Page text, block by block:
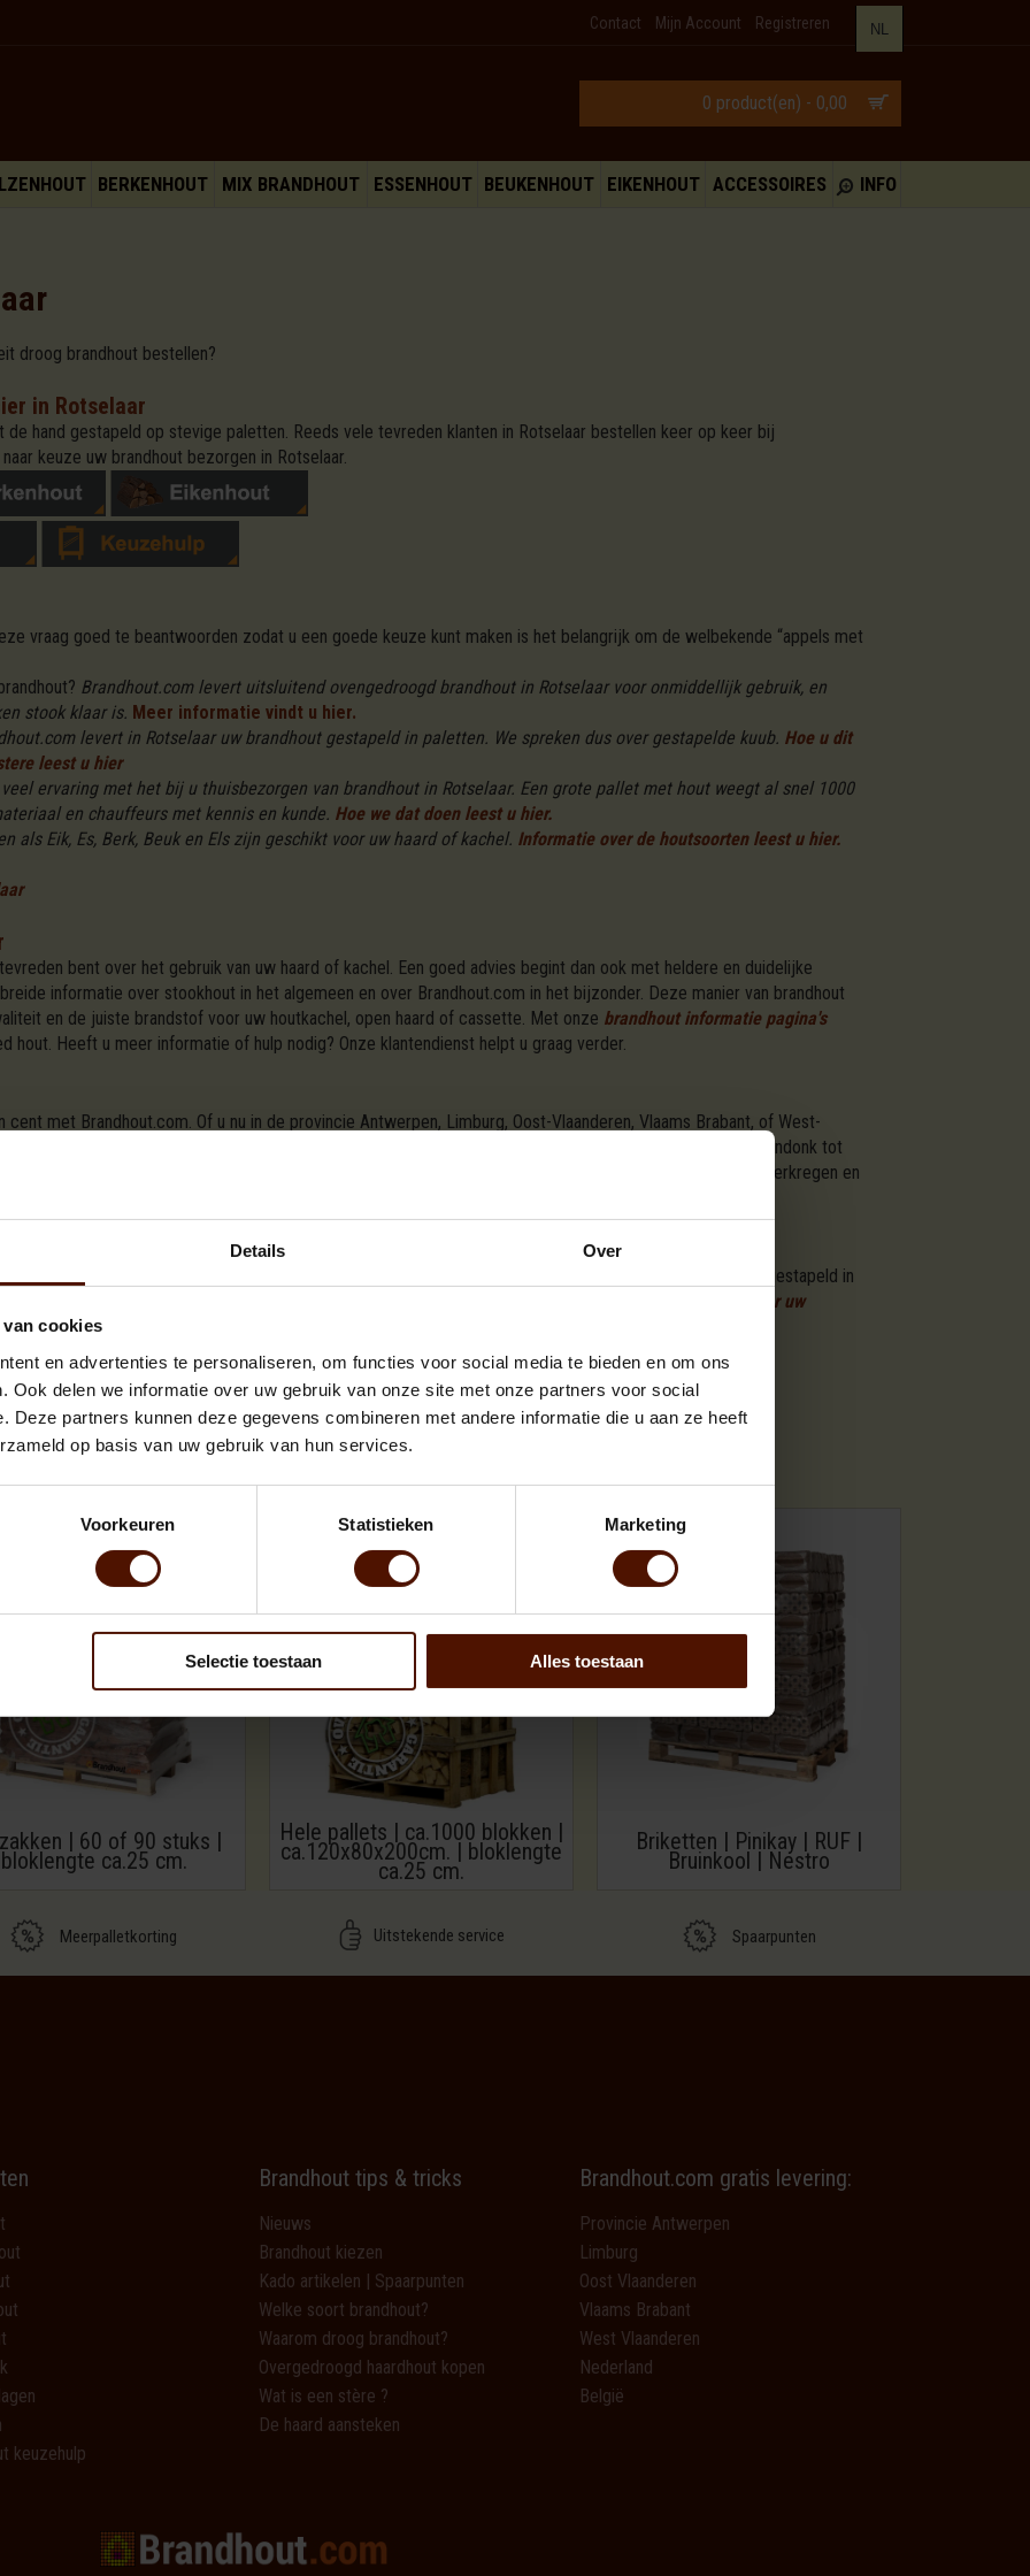
Details Over
cookies
en advertenties te personaliseren, om functies voor social media te bieden en om ons
Ook delen we informatie over uw gebruik van onze site met onze partners voor social
Deze partners kunnen deze gegevens combineren met andere informatie die u aan ze heeft
op basis van uw gebruik van hun services.
Voorkeuren Statistieken Marketing
Selectie toestaan Alles toestaan
NL
Contact Mijn Account Registreren
0 product(en) - 0,00
BERKENHOUT MIX BRANDHOUT ESSENHOUT BEUKENHOUT EIKENHOUT ACCESSOIRES INFO
droog brandhout bestellen?
in Rotselaar
hand gestapeld op stevige paletten. Reeds vele tevreden klanten in Rotselaar bestellen keer op keer bij
keuze uw brandhout bezorgen in Rotselaar.
vraag goed te beantwoorden zodat u een goede keuze kunt maken is het belangrijk om de welbekende “appels met
Brandhout.com levert uitsluitend ovengedroogd brandhout in Rotselaar voor onmiddellijk gebruik, en
stook klaar is. Meer informatie vindt u hier.
levert in Rotselaar uw brandhout gestapeld in paletten. We spreken dus over gestapelde kuub. Hoe u dit
leest u hier
ervaring met het bij u thuisbezorgen van brandhout in Rotselaar. Een grote pallet met hout weegt al snel 1000
en chauffeurs met kennis en kunde. Hoe we dat doen leest u hier.
als Eik, Es, Berk, Beuk en Els zijn geschikt voor uw haard of kachel. Informatie over de houtsoorten leest u hier.
bent over het gebruik van uw haard of kachel. Een goed advies begint dan ook met heldere en duidelijke
informatie over stookhout in het algemeen en over Brandhout.com in het bijzonder. Deze manier van brandhout
en de juiste brandstof voor uw houtkachel, open haard of cassette. Met onze brandhout informatie pagina's
hout. Heeft u meer informatie of hulp nodig? Onze klantendienst helpt u graag verder.
met Brandhout.com. Of u nu in de provincie Antwerpen, Limburg, Oost-Vlaanderen, Vlaams Brabant, of West-
regio's om te zorgen dat uw huis altijd warm en uitnodigend is. Van Aartselaar tot Zoersel, en van Arendonk tot
dat perfect is voor elke open haard, houtkachel of vuurplaats. Ons hout is duurzaam verkregen en
brandduur te garanderen.
waar u online brandhout kunt kopen in Rotselaar. Ook de introductie van ovengedroogd brandhout gestapeld in
En wat dacht u van de gratis levering in Rotselaar? In een paar eenvoudige stappen
besteld u hier uw
verhouding online
UW KEUZE VOOR DE BESCHIKBARE ASSORTIMENTEN
| 60 of 90 stuks |
bloklengte ca.25 cm.
Hele pallets | ca.1000 blokken |
ca.120x80x200cm. | bloklengte
ca.25 cm.
Briketten | Pinikay | RUF |
Bruinkool | Nestro
Meerpalletkorting Uitstekende service Spaarpunten
keuzehulp
Brandhout tips & tricks
Nieuws
Brandhout kiezen
Kado artikelen | Spaarpunten
Welke soort brandhout?
Waarom droog brandhout?
Overgedroogd haardhout kopen
Wat is een stère ?
De haard aansteken
Brandhout.com gratis levering:
Provincie Antwerpen
Limburg
Oost Vlaanderen
Vlaams Brabant
West Vlaanderen
Nederland
België